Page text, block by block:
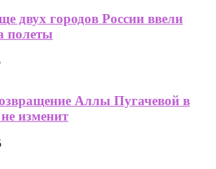
двух городов России ввели
полеты
Аллы Пугачевой в
изменит